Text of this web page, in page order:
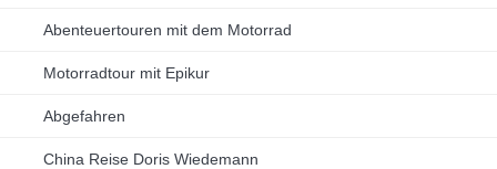
Abenteuertouren mit dem Motorrad
Motorradtour mit Epikur
Abgefahren
China Reise Doris Wiedemann